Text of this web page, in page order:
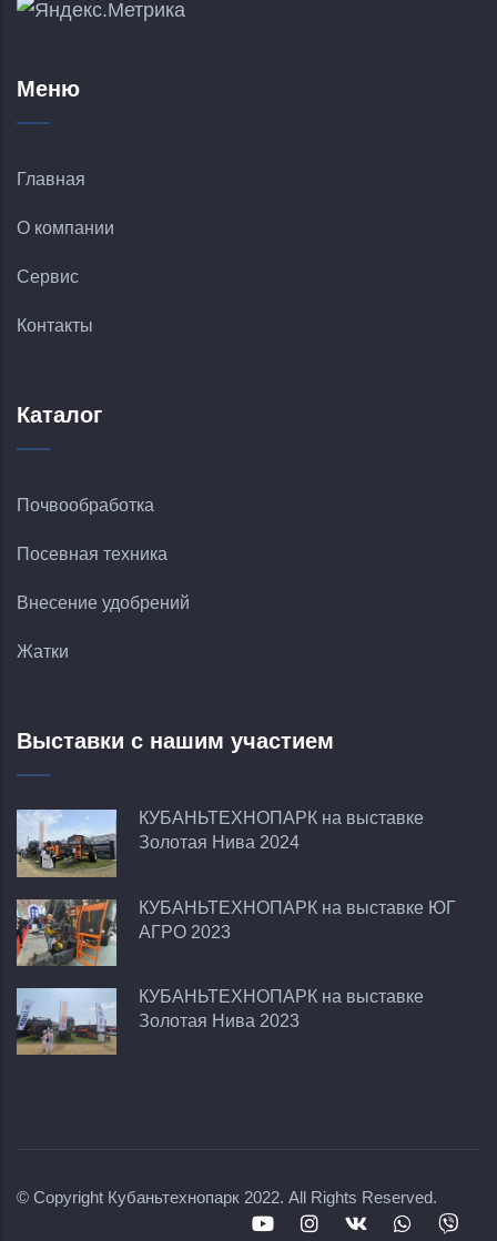
Меню
Главная
О компании
Сервис
Контакты
Каталог
Почвообработка
Посевная техника
Внесение удобрений
Жатки
Выставки с нашим участием
КУБАНЬТЕХНОПАРК на выставке
Золотая Нива 2024
КУБАНЬТЕХНОПАРК на выставке ЮГ
АГРО 2023
КУБАНЬТЕХНОПАРК на выставке
Золотая Нива 2023
© Copyright Кубаньтехнопарк 2022. All Rights Reserved.